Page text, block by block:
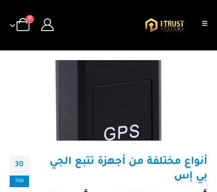
0
30
Sep
أنواع مختلفة من أجهزة تتبع الجي
بي إس